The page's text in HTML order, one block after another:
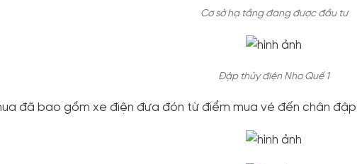
Cơ sở hạ tầng đang được đầu tư
Đập thủy điện Nho Quế 1
đã bao gồm xe điện đưa đón từ điểm mua vé đến chân đập